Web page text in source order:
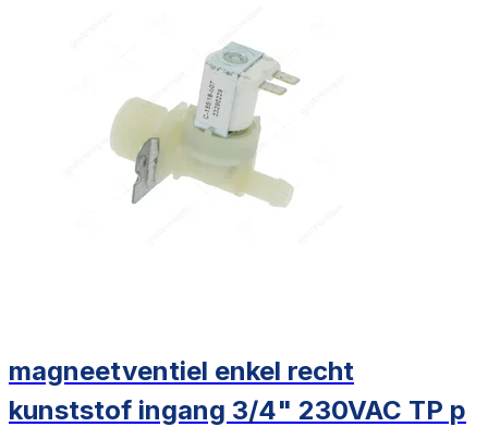
magneetventiel enkel recht
kunststof ingang 3/4" 230VAC TP p